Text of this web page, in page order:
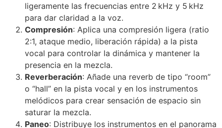
ligeramente las frecuencias entre 2 kHz y 5 kHz
para dar claridad a la voz.
Compresión: Aplica una compresión ligera (ratio
2:1, ataque medio, liberación rápida) a la pista
vocal para controlar la dinámica y mantener la
presencia en la mezcla.
Reverberación: Añade una reverb de tipo “room”
o “hall” en la pista vocal y en los instrumentos
melódicos para crear sensación de espacio sin
saturar la mezcla.
Paneo: Distribuye los instrumentos en el panorama